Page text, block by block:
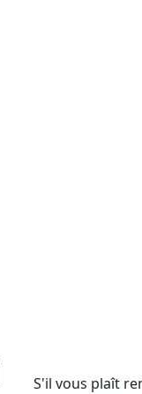
S'il vous plaît